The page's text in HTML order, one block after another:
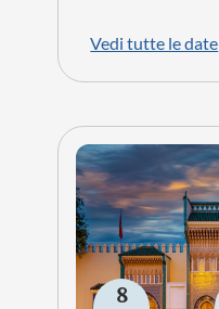
Vedi tutte le date
8